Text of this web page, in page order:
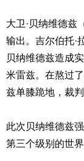
大卫·贝纳维德兹
输出。吉尔伯托·
贝纳维德兹造成
米雷兹。在熬过
兹单膝跪地，裁
此次贝纳维德兹
第三个级别的世界